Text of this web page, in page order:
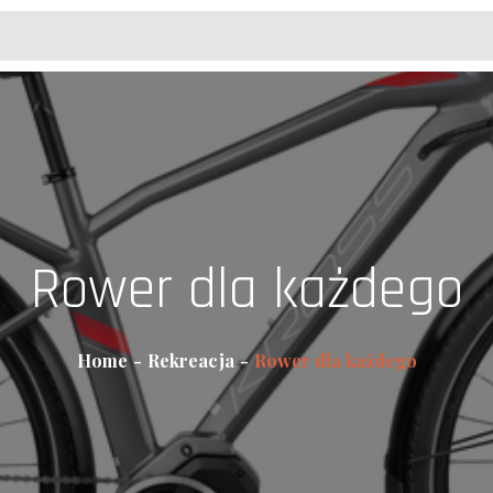
Rower dla każdego
Home Rekreacja Rower dla każdego